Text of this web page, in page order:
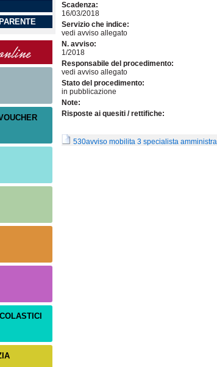
Scadenza:
16/03/2018
Servizio che indice:
vedi avviso allegato
N. avviso:
1/2018
Responsabile del procedimento:
vedi avviso allegato
Stato del procedimento:
in pubblicazione
Note:
Risposte ai quesiti / rettifiche:
530avviso mobilita 3 specialista